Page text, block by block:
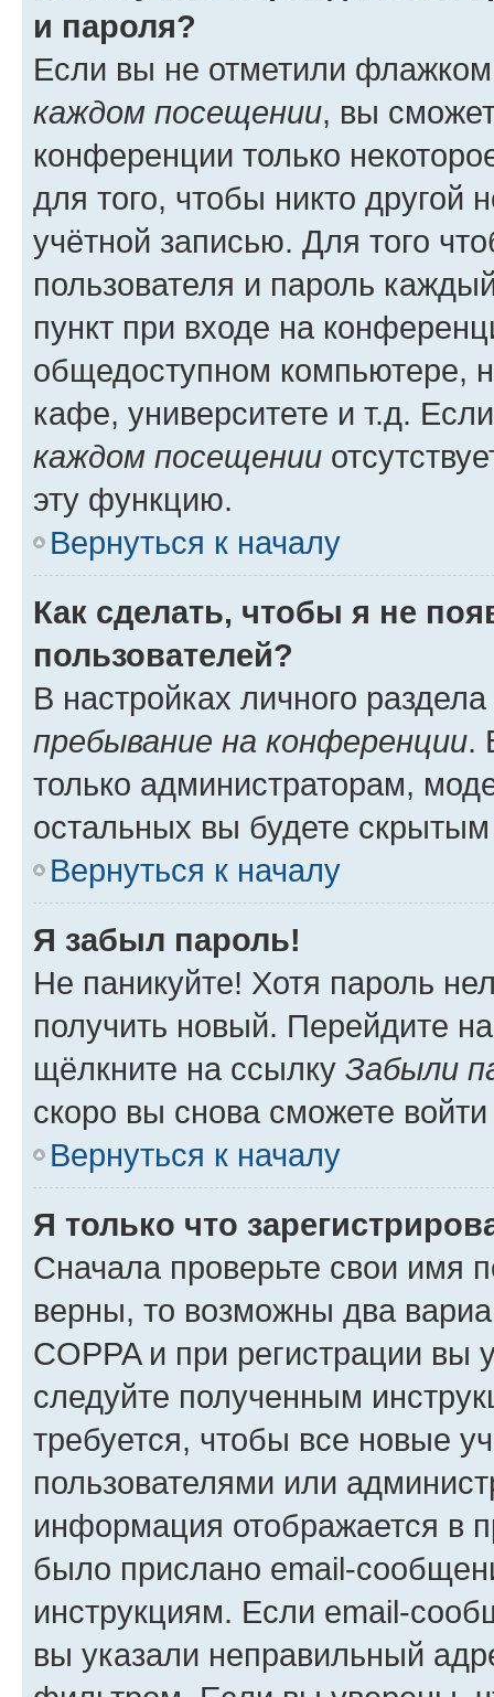
и пароля?
Если вы не отметили
каждом посещении, вы
конференции только
для того, чтобы никто другой
учётной записью. Для того
пользователя и пароль
пункт при входе на
общедоступном компьютере,
кафе, университете и т.д.
каждом посещении
эту функцию.
Вернуться к началу
Как сделать, чтобы я не
пользователей?
В настройках личного
пребывание на конференции.
только администраторам,
остальных вы будете
Вернуться к началу
Я забыл пароль!
Не паникуйте! Хотя пароль
получить новый. Перейдите
щёлкните на ссылку Забыли
скоро вы снова сможете
Вернуться к началу
Я только что
Сначала проверьте свои имя
верны, то возможны два
COPPA и при регистрации вы
следуйте полученным
требуется, чтобы все новые
пользователями или
информация отображается в
было прислано email-
инструкциям. Если email-
вы указали неправильный